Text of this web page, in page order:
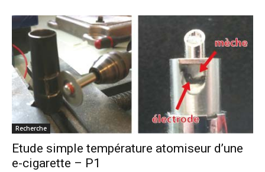
Recherche
Etude simple température atomiseur d’une
e-cigarette – P1